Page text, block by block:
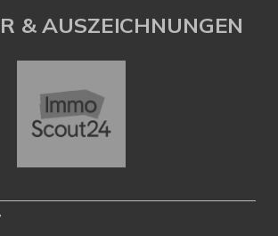
& AUSZEICHNUNGEN